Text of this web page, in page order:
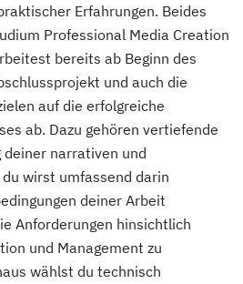
Erfahrungen. Beides
Professional Media Creation
bereits ab Beginn des
und auch die
auf die erfolgreiche
ab. Dazu gehören vertiefende
deiner narrativen und
wirst umfassend darin
deiner Arbeit
Anforderungen hinsichtlich
und Management zu
wählst du technisch